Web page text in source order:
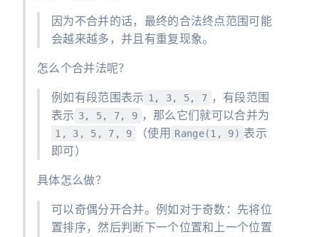
因为不合并的话，最终的合法终点范围可能
会越来越多，并且有重复现象。
怎么个合并法呢？
例如有段范围表示 1, 3, 5, 7 ，有段范围
表示 3, 5, 7, 9 ，那么它们就可以合并为
1, 3, 5, 7, 9 （使用 Range(1, 9) 表示
即可）
具体怎么做？
可以奇偶分开合并。例如对于奇数：先将位
置排序，然后判断下一个位置和上一个位置